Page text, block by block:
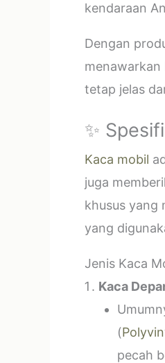
kendaraan
Dengan
menawarkan
tetap jelas
✨
Kaca mobil
juga
khusus yang
yang
Jenis Kaca
Kaca
(
pecah